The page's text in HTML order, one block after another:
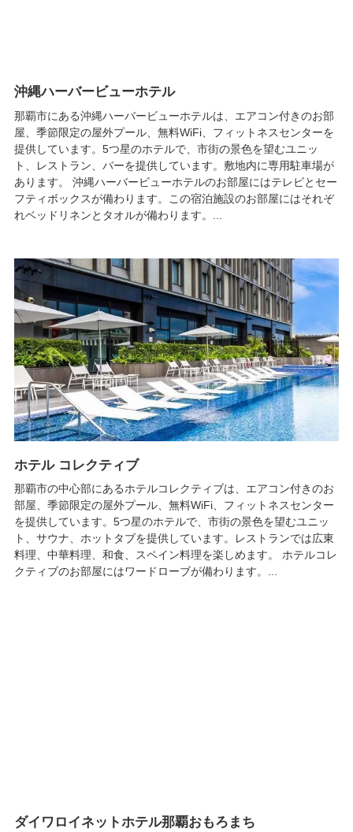
沖縄ハーバービューホテル
那覇市にある沖縄ハーバービューホテルは、エアコン付きのお部
屋、季節限定の屋外プール、無料WiFi、フィットネスセンターを
提供しています。5つ星のホテルで、市街の景色を望むユニッ
ト、レストラン、バーを提供しています。敷地内に専用駐車場が
あります。 沖縄ハーバービューホテルのお部屋にはテレビとセー
フティボックスが備わります。この宿泊施設のお部屋にはそれぞ
れベッドリネンとタオルが備わります。...
ホテル コレクティブ
那覇市の中心部にあるホテルコレクティブは、エアコン付きのお
部屋、季節限定の屋外プール、無料WiFi、フィットネスセンター
を提供しています。5つ星のホテルで、市街の景色を望むユニッ
ト、サウナ、ホットタブを提供しています。レストランでは広東
料理、中華料理、和食、スペイン料理を楽しめます。 ホテルコレ
クティブのお部屋にはワードローブが備わります。...
ダイワロイネットホテル那覇おもろまち